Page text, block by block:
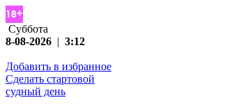
Суббота
8-08-2026 | 3:12
Добавить в избранное
Сделать стартовой
судный день